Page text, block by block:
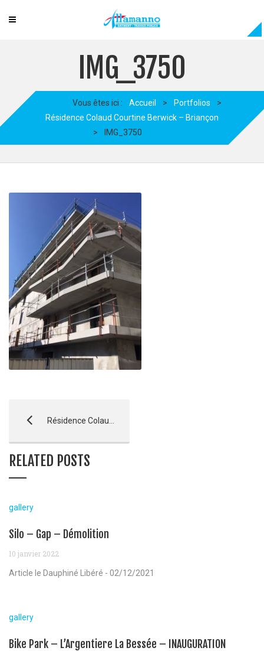
IMG_3750
Vous êtes ici : Accueil > Portfolios
>
Résidence Colaud Courtine Berwick – Briançon
>
IMG_3750
Résidence Colaud Courtine Berwick – Briançon
RELATED POSTS
gallery
Silo – Gap – Démolition
10 janvier 2022
Article le Dauphiné Libéré - 02/12/2021
gallery
Bike Park – L’Argentiere La Bessée – INAUGURATION